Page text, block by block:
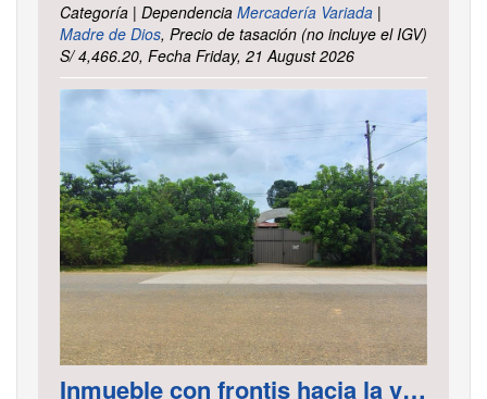
Categoría | Dependencia Mercadería Variada |
Madre de Dios, Precio de tasación (no incluye el IGV)
S/ 4,466.20, Fecha Friday, 21 August 2026
Inmueble con frontis hacia la vía al aeropuerto, es un terreno de forma irregular, cuenta con carretera asfaltada ubicado en la Av. Elmer Faucett km. 6.400, área ha. 2.625 distrito Tambopata, provincia Tambopata y departamento Madre de Dios